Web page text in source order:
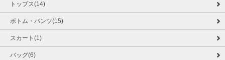
トップス(14)
ボトム・パンツ(15)
スカート(1)
バッグ(6)